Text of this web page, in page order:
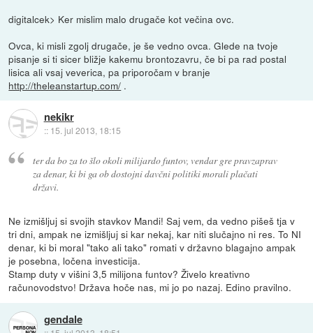
digitalcek> Ker mislim malo drugače kot večina ovc.
Ovca, ki misli zgolj drugače, je še vedno ovca. Glede na tvoje
pisanje si ti sicer bližje kakemu brontozavru, če bi pa rad postal
lisica ali vsaj veverica, pa priporočam v branje
http://theleanstartup.com/ .
nekikr
:: 15. jul 2013, 18:15
ter da bo za to šlo okoli milijardo funtov, vendar gre pravzaprav
za denar, ki bi ga ob dostojni davčni politiki morali plačati
državi.
Ne izmišljuj si svojih stavkov Mandi! Saj vem, da vedno pišeš tja v
tri dni, ampak ne izmišljuj si kar nekaj, kar niti slučajno ni res. To NI
denar, ki bi moral "tako ali tako" romati v državno blagajno ampak
je posebna, ločena investicija.
Stamp duty v višini 3,5 milijona funtov? Živelo kreativno
računovodstvo! Država hoče nas, mi jo po nazaj. Edino pravilno.
gendale